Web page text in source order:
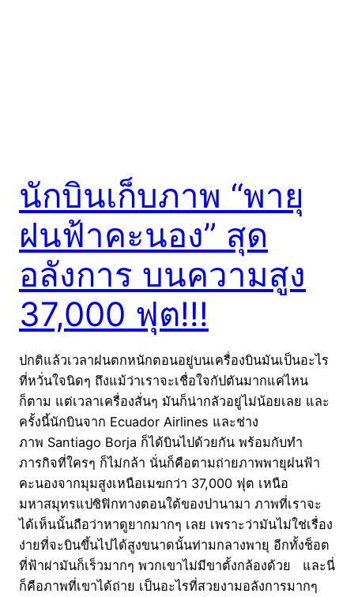
นักบินเก็บภาพ “พายุ
ฝนฟ้าคะนอง” สุด
อลังการ บนความสูง
37,000 ฟุต!!!
ปกติแล้วเวลาฝนตกหนักตอนอยู่บนเครื่องบินมันเป็นอะไร
ที่หวั่นใจนิดๆ ถึงแม้ว่าเราจะเชื่อใจกัปตันมากแค่ไหน
ก็ตาม แต่เวลาเครื่องสั่นๆ มันก็น่ากลัวอยู่ไม่น้อยเลย และ
ครั้งนี้นักบินจาก Ecuador Airlines และช่าง
ภาพ Santiago Borja ก็ได้บินไปด้วยกัน พร้อมกับทำ
ภารกิจที่ใครๆ ก็ไม่กล้า นั่นก็คือตามถ่ายภาพพายุฝนฟ้า
คะนองจากมุมสูงเหนือเมฆกว่า 37,000 ฟุต เหนือ
มหาสมุทรแปซิฟิกทางตอนใต้ของปานามา ภาพที่เราจะ
ได้เห็นนั้นถือว่าหาดูยากมากๆ เลย เพราะว่ามันไม่ใช่เรื่อง
ง่ายที่จะบินขึ้นไปได้สูงขนาดนั้นท่ามกลางพายุ อีกทั้งช็อต
ที่ฟ้าผ่ามันก็เร็วมากๆ พวกเขาไม่มีขาตั้งกล้องด้วย และนี่
ก็คือภาพที่เขาได้ถ่าย เป็นอะไรที่สวยงามอลังการมากๆ